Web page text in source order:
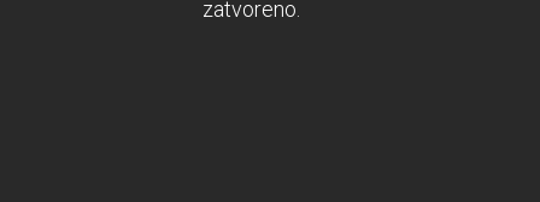
zatvoreno.